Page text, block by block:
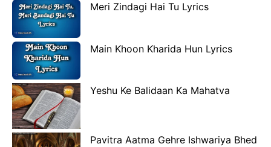
Meri Zindagi Hai Tu Lyrics
Main Khoon Kharida Hun Lyrics
Yeshu Ke Balidaan Ka Mahatva
Pavitra Aatma Gehre Ishwariya Bhed